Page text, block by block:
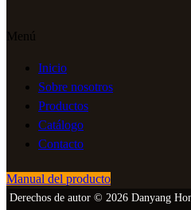
Menú
Inicio
Sobre nosotros
Productos
Catálogo
Contacto
Manual del producto
Derechos de autor © 2026 Danyang